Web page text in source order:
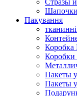
Стразы
Шапочки
Пакування
Коробка
Коробки
Пакеты
Пакеты